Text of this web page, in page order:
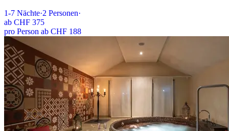
1-7 Nächte·2 Personen·
ab CHF 375
pro Person ab CHF 188